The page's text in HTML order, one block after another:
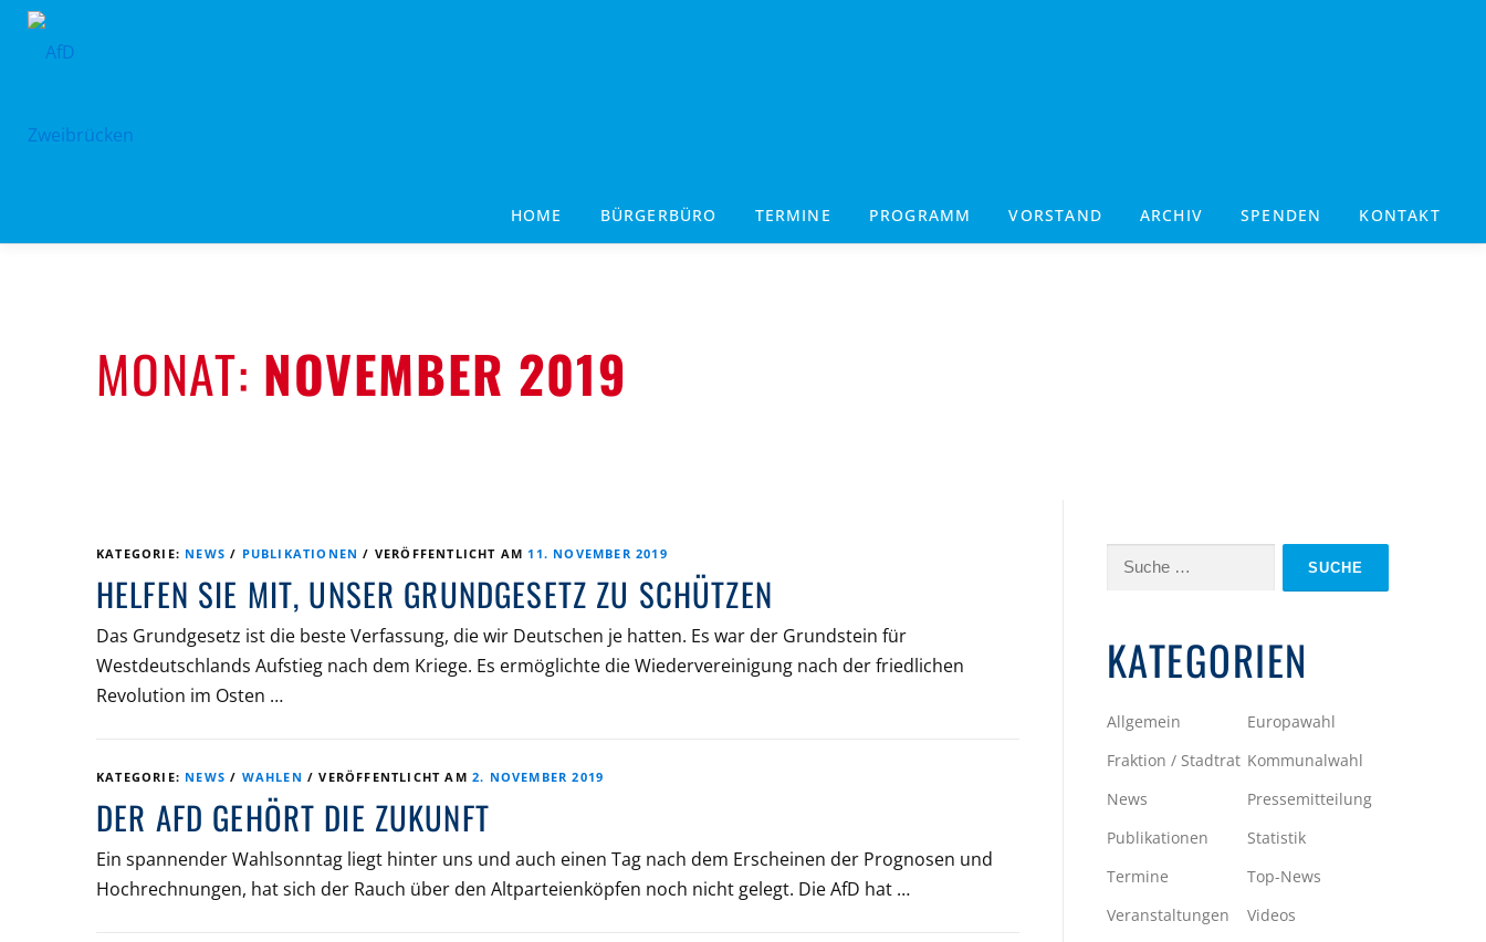
Zum
HOME BÜRGERBÜRO TERMINE PROGRAMM VORSTAND ARCHIV SPENDEN KONTAKT
MONAT: NOVEMBER 2019
KATEGORIE: NEWS / PUBLIKATIONEN / VERÖFFENTLICHT AM 11. NOVEMBER 2019
HELFEN SIE MIT, UNSER GRUNDGESETZ ZU SCHÜTZEN
Das Grundgesetz ist die beste Verfassung, die wir Deutschen je hatten. Es war der Grundstein für
Westdeutschlands Aufstieg nach dem Kriege. Es ermöglichte die Wiedervereinigung nach der friedlichen
Revolution im Osten …
KATEGORIE: NEWS / WAHLEN /VERÖFFENTLICHT AM2. NOVEMBER 2019
DER AFD GEHÖRT DIE ZUKUNFT
Ein spannender Wahlsonntag liegt hinter uns und auch einen Tag nach dem Erscheinen der Prognosen und
Hochrechnungen, hat sich der Rauch über den Altparteienköpfen noch nicht gelegt. Die AfD hat …
Suche
KATEGORIEN
Allgemein
Europawahl
Fraktion / Stadtrat Kommunalwahl
News
Pressemitteilung
Publikationen
Statistik
Termine
Top-News
Veranstaltungen
Videos